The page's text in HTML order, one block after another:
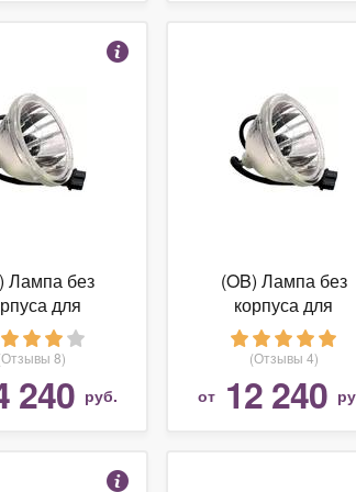
Лампа без
для
LG
8)
240 руб.
(OB) Лампа без
корпуса для
проектора JVC DLA-
VS2000U(
(Отзывы 4)
от 12 240